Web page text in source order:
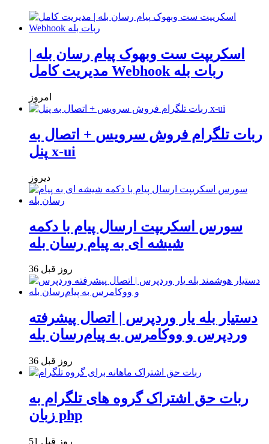
اسکریپت ست وبهوک پیام رسان بله |
مدیریت کامل Webhook ربات بله
امروز
ربات تلگرام فروش سرویس + اتصال به
پنل x-ui
دیروز
سورس اسکریپت ارسال پیام با دکمه
شیشه ای به پیام رسان بله
36 روز قبل
دستیار بله یار وردپرس | اتصال پیشرفته
وردپرس و ووکامرس به پیام‌رسان بله
36 روز قبل
ربات حق اشتراک گروه های تلگرام به
زبان php
51 روز قبل